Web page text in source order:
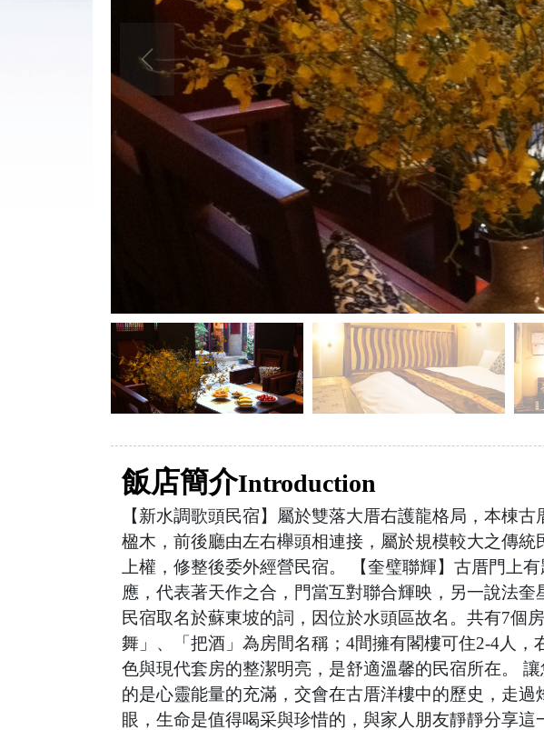
飯店簡介Introduction
【新水調歌頭民宿】屬於雙落大厝右護龍格局，本棟
楹木，前後廳由左右櫸頭相連接，屬於規模較大之傳
上權，修整後委外經營民宿。 【奎璧聯輝】古厝門上
應，代表著天作之合，門當互對聯合輝映，另一說法
民宿取名於蘇東坡的詞，因位於水頭區故名。共有7個
舞」、「把酒」為房間名稱；4間擁有閣樓可住2-4人
色與現代套房的整潔明亮，是舒適溫馨的民宿所在。
的是心靈能量的充滿，交會在古厝洋樓中的歷史，走
眼，生命是值得喝采與珍惜的，與家人朋友靜靜分享